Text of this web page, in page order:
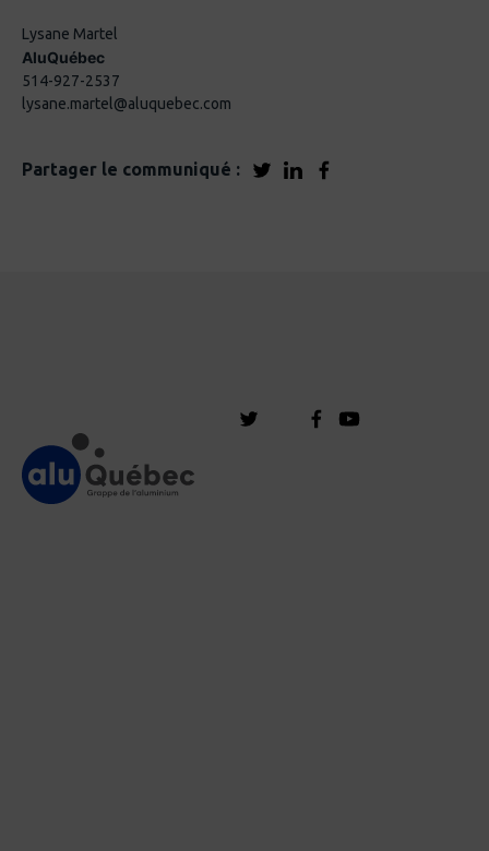
Lysane Martel
AluQuébec
514-927-2537
lysane.martel@aluquebec.com
Partager le communiqué :